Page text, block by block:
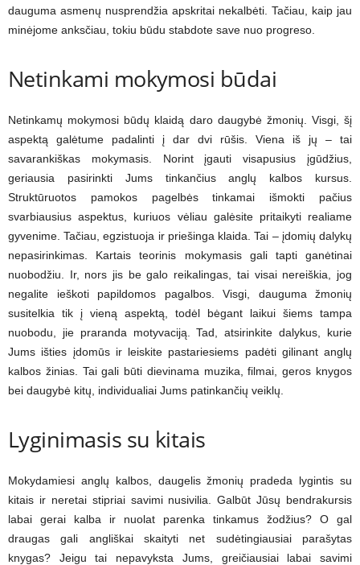
dauguma asmenų nusprendžia apskritai nekalbėti. Tačiau, kaip jau
minėjome anksčiau, tokiu būdu stabdote save nuo progreso.
Netinkami mokymosi būdai
Netinkamų mokymosi būdų klaidą daro daugybė žmonių. Visgi, šį
aspektą galėtume padalinti į dar dvi rūšis. Viena iš jų – tai
savarankiškas mokymasis. Norint įgauti visapusius įgūdžius,
geriausia pasirinkti Jums tinkančius anglų kalbos kursus.
Struktūruotos pamokos pagelbės tinkamai išmokti pačius
svarbiausius aspektus, kuriuos vėliau galėsite pritaikyti realiame
gyvenime. Tačiau, egzistuoja ir priešinga klaida. Tai – įdomių dalykų
nepasirinkimas. Kartais teorinis mokymasis gali tapti ganėtinai
nuobodžiu. Ir, nors jis be galo reikalingas, tai visai nereiškia, jog
negalite ieškoti papildomos pagalbos. Visgi, dauguma žmonių
susitelkia tik į vieną aspektą, todėl bėgant laikui šiems tampa
nuobodu, jie praranda motyvaciją. Tad, atsirinkite dalykus, kurie
Jums išties įdomūs ir leiskite pastariesiems padėti gilinant anglų
kalbos žinias. Tai gali būti dievinama muzika, filmai, geros knygos
bei daugybė kitų, individualiai Jums patinkančių veiklų.
Lyginimasis su kitais
Mokydamiesi anglų kalbos, daugelis žmonių pradeda lygintis su
kitais ir neretai stipriai savimi nusivilia. Galbūt Jūsų bendrakursis
labai gerai kalba ir nuolat parenka tinkamus žodžius? O gal
draugas gali angliškai skaityti net sudėtingiausiai parašytas
knygas? Jeigu tai nepavyksta Jums, greičiausiai labai savimi